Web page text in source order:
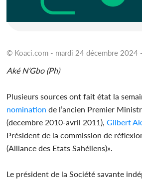
© Koaci.com - mardi 24 décembre 2024
Aké N’Gbo (Ph)
Plusieurs sources ont fait état la
nomination de l’ancien Premier
(decembre 2010-avril 2011),Gilbert
Président de la commission de
(Alliance des Etats Sahéliens)».
Le président de la Société savante